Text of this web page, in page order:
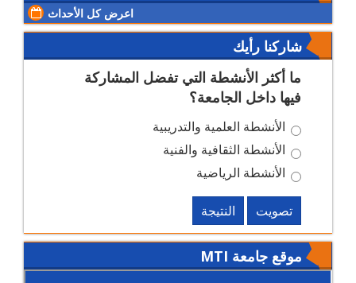
اعرض كل الأحداث
شاركنا رأيك
ما أكثر الأنشطة التي تفضل المشاركة
فيها داخل الجامعة؟
الأنشطة العلمية والتدريبية
الأنشطة الثقافية والفنية
الأنشطة الرياضية
تصويت النتيجة
موقع جامعة MTI